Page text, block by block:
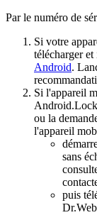
Par le numéro de
Si votre
télécharger
Android.
Si l'appareil
ou la
l'appareil
sans
puis